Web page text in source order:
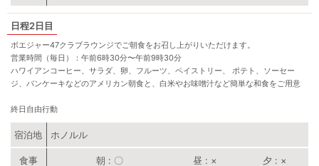
2日目
ボエジャー47クラブラウンジでご朝食をお召し上がりいただけます。
営業時間（毎日）：午前6時30分〜午前9時30分
ハワイアンコーヒー、サラダ、卵、フルーツ、ペイストリー、 ポテト、ソーセー
ジ、パンケーキなどのアメリカン朝食と、白米やお味噌汁など簡単な和食をご用意
終日自由行動
宿泊地 ホノルル
朝
〇
昼 × 夕 ×